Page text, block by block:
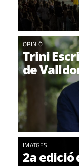
OPINIÓ
Trini
de
IMATGES
2a edició